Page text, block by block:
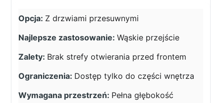
Z drzwiami przesuwnymi
Wąskie przejście
Brak strefy otwierania przed frontem
Dostęp tylko do części wnętrza
Pełna głębokość